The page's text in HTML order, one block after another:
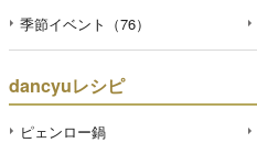
季節イベント（76）
dancyuレシピ
ピェンロー鍋